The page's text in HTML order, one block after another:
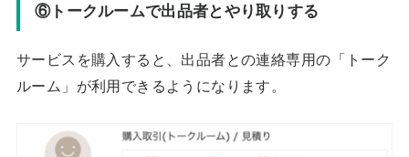
⑥トークルームで出品者とやり取りする
サービスを購入すると、出品者との連絡専用の「トーク
ルーム」が利用できるようになります。